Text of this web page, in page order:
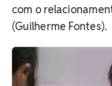
com o
(Guilherme Fontes).